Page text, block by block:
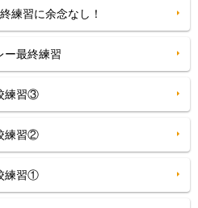
練習に余念なし！
ー最終練習
練習③
練習②
練習①